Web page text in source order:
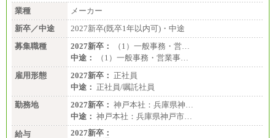
業種
メーカー
新卒／中途
2027新卒(既卒1年以内可)・中途
募集職種
2027新卒：
（1）一般事務・営…
中途：
（1）一般事務・営業事…
雇用形態
2027新卒： 正社員
中途： 正社員/嘱託社員
勤務地
2027新卒： 神戸本社：兵庫県神…
中途： 神戸本社：兵庫県神戸市…
給与
2027新卒：